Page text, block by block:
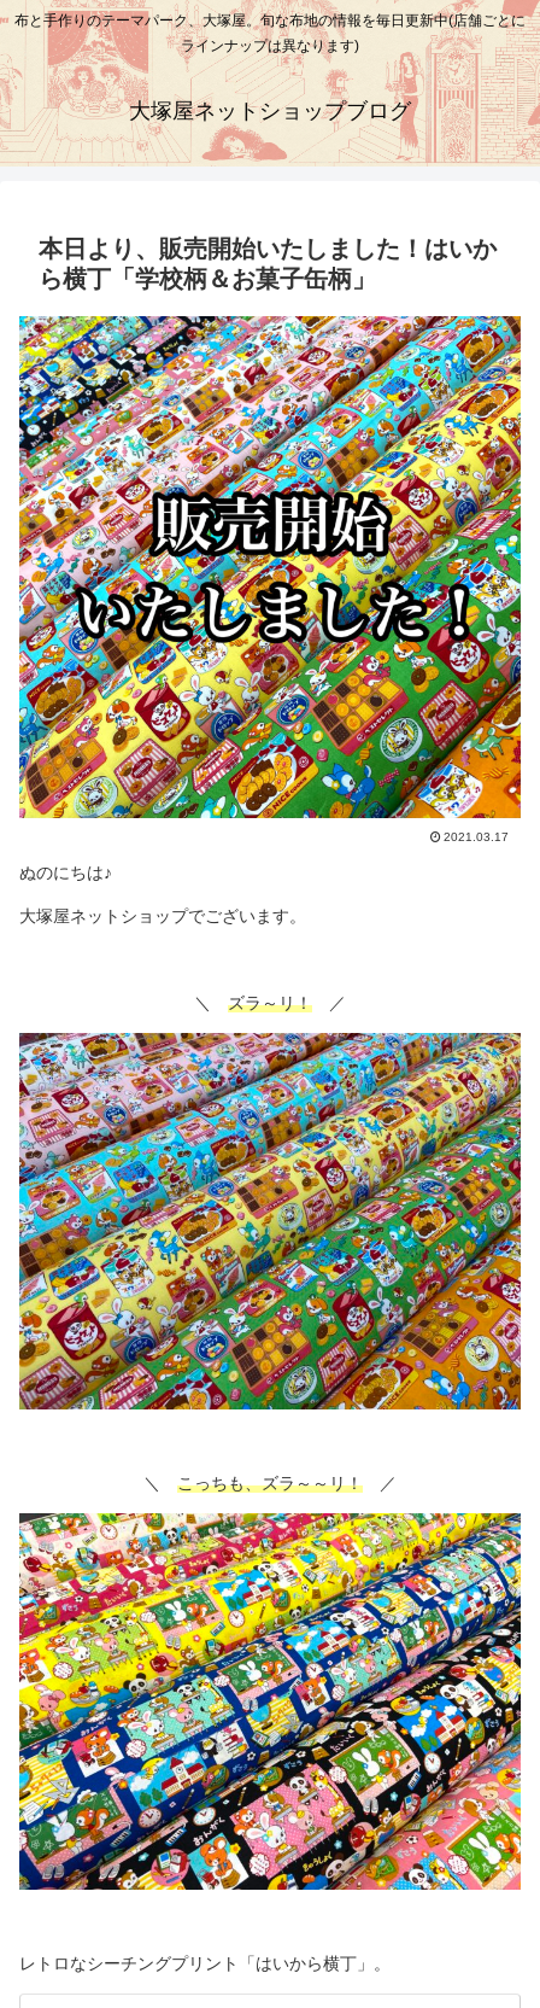
布と手作りのテーマパーク、大塚屋。旬な布地の情報を毎日更新中(店舗ごとに
ラインナップは異なります)
大塚屋ネットショップブログ
本日より、販売開始いたしました！はいか
ら横丁「学校柄＆お菓子缶柄」
2021.03.17
ぬのにちは♪
大塚屋ネットショップでございます。
＼ ズラ～リ！ ／
＼ こっちも、ズラ～～リ！ ／
レトロなシーチングプリント「はいから横丁」。